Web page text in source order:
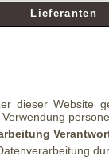
dieser Website
Lieferanten